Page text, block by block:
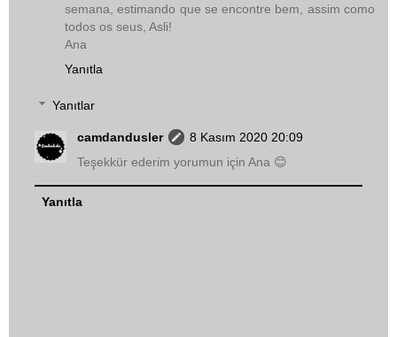
semana, estimando que se encontre bem, assim como
todos os seus, Asli!
Ana
Yanıtla
Yanıtlar
camdandusler
8 Kasım 2020 20:09
Teşekkür ederim yorumun için Ana 😊
Yanıtla